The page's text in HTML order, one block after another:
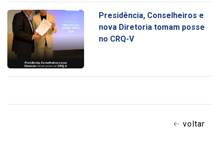
Presidência, Conselheiros e
nova Diretoria tomam posse
no CRQ-V
voltar